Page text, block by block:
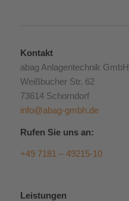
Kontakt
abag Anlagentechnik GmbH
Weißbucher Str. 62
73614 Schorndorf
info@abag-gmbh.de
Rufen Sie uns an:
+49 7181 – 49215-10
Leistungen